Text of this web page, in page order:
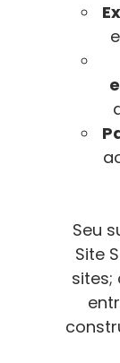
Seu
Site
sites;